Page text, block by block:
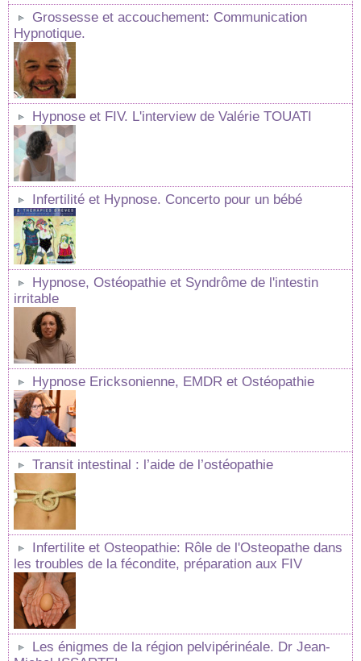
Grossesse et accouchement: Communication
Hypnotique.
Hypnose et FIV. L'interview de Valérie TOUATI
Infertilité et Hypnose. Concerto pour un bébé
Hypnose, Ostéopathie et Syndrôme de l'intestin
irritable
Hypnose Ericksonienne, EMDR et Ostéopathie
Transit intestinal : l’aide de l’ostéopathie
Infertilite et Osteopathie: Rôle de l'Osteopathe dans
les troubles de la fécondite, préparation aux FIV
Les énigmes de la région pelvipérinéale. Dr Jean-